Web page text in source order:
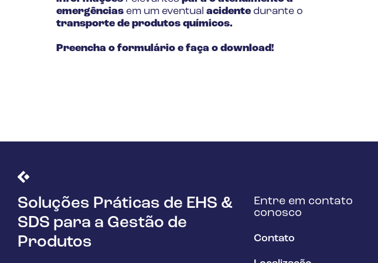
Óleo e Gás
emergências em um eventual acidente durante o
transporte de produtos químicos.
Preencha o formulário e faça o download!
Soluções Práticas de EHS &
SDS para a Gestão de
Produtos
Entre em contato
conosco
Contato